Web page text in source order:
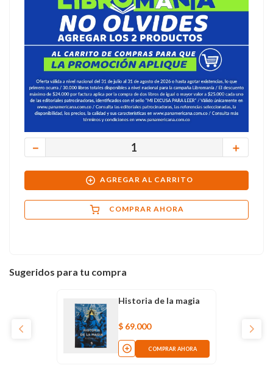
＋
－
AGREGAR AL CARRITO
COMPRAR AHORA
Sugeridos para tu compra
Historia de la magia
$ 69.000
COMPRAR AHORA